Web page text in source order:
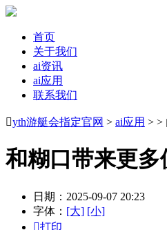
首页
关于我们
ai资讯
ai应用
联系我们
yth游艇会指定官网 > ai应用 > >
和糊口带来更多
日期：2025-09-07 20:23
字体： [大] [小]
打印